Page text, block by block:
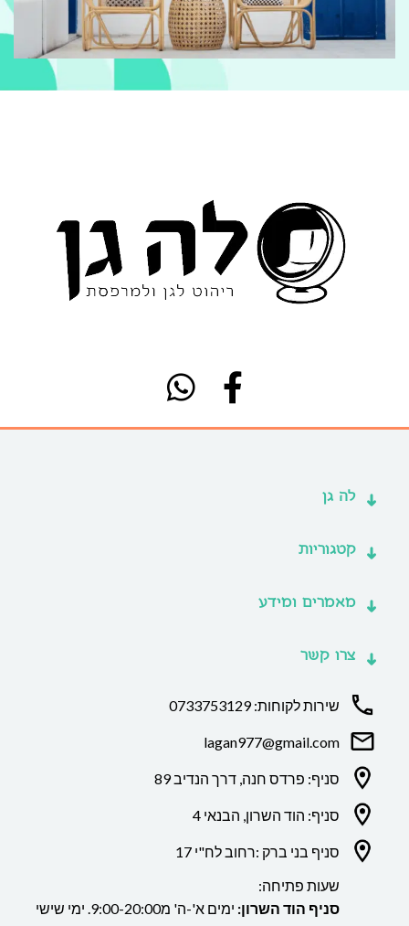
לה גן
קטגוריות
מאמרים ומידע
צרו קשר
שירות לקוחות: 0733753129
lagan977@gmail.com
סניף: פרדס חנה, דרך הנדיב 89
סניף: הוד השרון, הבנאי 4
סניף בני ברק :רחוב לח"י 17
שעות פתיחה:
סניף הוד השרון:
ימים א'-ה' מ9:00-20:00. ימי שישי